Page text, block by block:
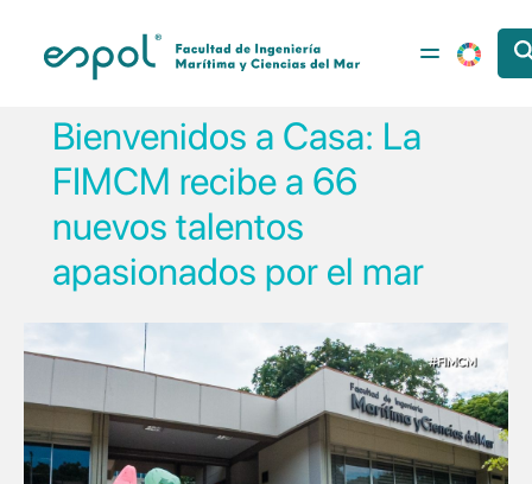
Bienvenidos a Casa: La
FIMCM recibe a 66
nuevos talentos
apasionados por el mar